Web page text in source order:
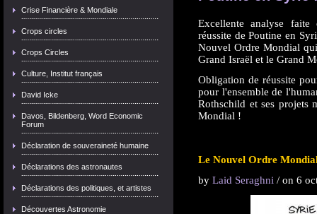
Crise Financière & Mondiale
Crops circles
Crops Circles
Culture, Institut français
David Icke
Davos, Bildenberg, Word Economic
Forum
Déclaration de souveraineté humaine
Déclarations des astronautes
Déclarations des politiques, et artistes
Découvertes Astronomie
Excellente analyse
réussite de Poutine en
Nouvel Ordre Mondial
Grand Israël et le Grand
Obligation de réussite
pour l'ensemble de
Rothschild et ses projets
Mondial !
Le Nouvel Ordre
by Laid Seraghni / on 6